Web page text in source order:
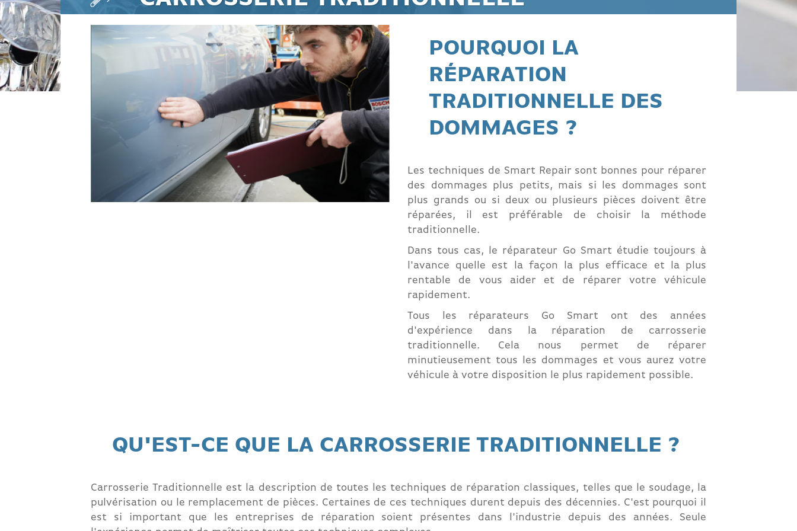
POURQUOI LA
RÉPARATION
TRADITIONNELLE DES
DOMMAGES ?
Les techniques de Smart Repair sont bonnes pour réparer
des dommages plus petits, mais si les dommages sont
plus grands ou si deux ou plusieurs pièces doivent être
réparées, il est préférable de choisir la méthode
traditionnelle.
Dans tous cas, le réparateur Go Smart étudie toujours à
l'avance quelle est la façon la plus efficace et la plus
rentable de vous aider et de réparer votre véhicule
rapidement.
Tous les réparateurs Go Smart ont des années
d'expérience dans la réparation de carrosserie
traditionnelle. Cela nous permet de réparer
minutieusement tous les dommages et vous aurez votre
véhicule à votre disposition le plus rapidement possible.
QU'EST-CE QUE LA CARROSSERIE TRADITIONNELLE ?
Carrosserie Traditionnelle est la description de toutes les techniques de réparation classiques, telles que le soudage, la
pulvérisation ou le remplacement de pièces. Certaines de ces techniques durent depuis des décennies. C'est pourquoi il
est si important que les entreprises de réparation soient présentes dans l'industrie depuis des années. Seule